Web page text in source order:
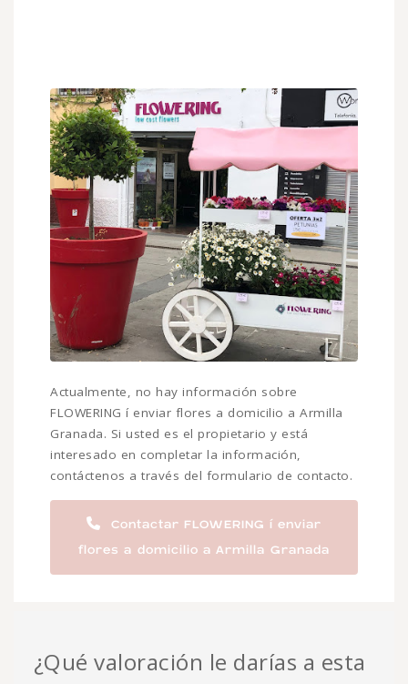
Actualmente, no hay información sobre
FLOWERING í enviar flores a domicilio a Armilla
Granada. Si usted es el propietario y está
interesado en completar la información,
contáctenos a través del formulario de contacto.
Contactar FLOWERING í enviar
flores a domicilio a Armilla Granada
¿Qué valoración le darías a esta